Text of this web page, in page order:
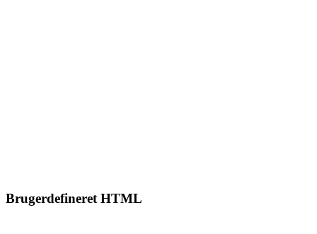
Brugerdefineret HTML